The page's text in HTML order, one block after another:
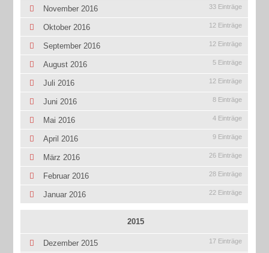
November 2016 33 Einträge
Oktober 2016 12 Einträge
September 2016 12 Einträge
August 2016 5 Einträge
Juli 2016 12 Einträge
Juni 2016 8 Einträge
Mai 2016 4 Einträge
April 2016 9 Einträge
März 2016 26 Einträge
Februar 2016 28 Einträge
Januar 2016 22 Einträge
2015
Dezember 2015 17 Einträge